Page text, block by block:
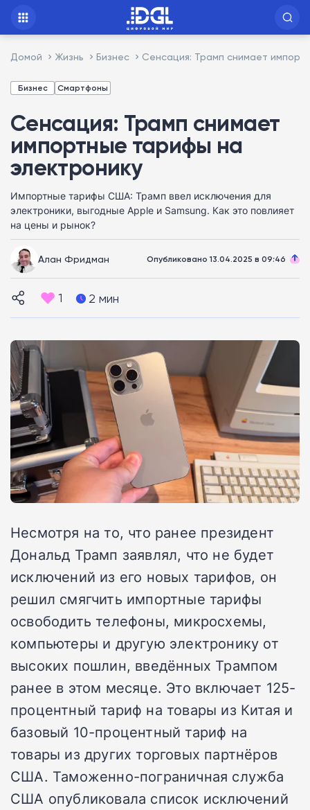
Домой Жизнь Бизнес Сенсация: Трамп снимает
Бизнес Смартфоны
Сенсация: Трамп снимает
импортные тарифы на
электронику
Импортные тарифы США: Трамп ввел исключения для
электроники, выгодные Apple и Samsung. Как это повлияет
на цены и рынок?
Алан Фридман Опубликовано 13.04.2025 в 09:46
1 2 мин
Несмотря на то, что ранее президент
Дональд Трамп заявлял, что не будет
исключений из его новых тарифов, он
решил смягчить импортные тарифы
освободить телефоны, микросхемы,
компьютеры и другую электронику от
высоких пошлин, введённых Трампом
ранее в этом месяце. Это включает 125-
процентный тариф на товары из Китая и
базовый 10-процентный тариф на
товары из других торговых партнёров
США. Таможенно-пограничная служба
США опубликовала список исключений